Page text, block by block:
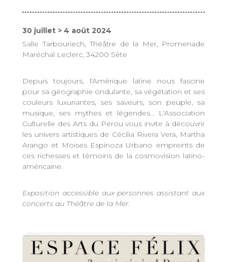
30 juillet > 4 août 2024
Salle Tarbouriech, Théâtre de la Mer, Promenade
Maréchal Leclerc, 34200 Sète
Depuis toujours, l'Amérique latine nous fascine
pour sa géographie ondulante, sa végétation et ses
couleurs luxuriantes, ses saveurs, son peuple, sa
musique, ses mythes et légendes... L'Association
Culturelle des Arts du Pérou vous invite à découvrir
les univers artistiques de Cécilia Rivera Vera, Martha
Arango et Moises Espinoza Urbano empreints de
ces richesses et témoins de la cosmovision latino-
américaine.
Exposition accessible aux personnes assistant aux
concerts au Théâtre de la Mer.